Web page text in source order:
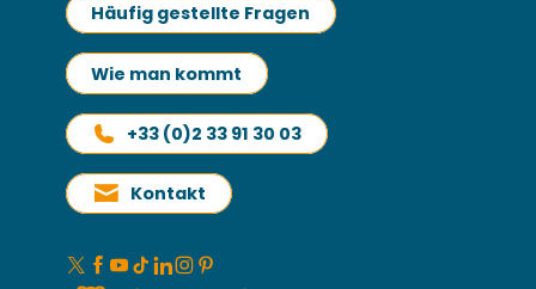
Häufig gestellte Fragen
Wie man kommt
+33 (0)2 33 91 30 03
Kontakt